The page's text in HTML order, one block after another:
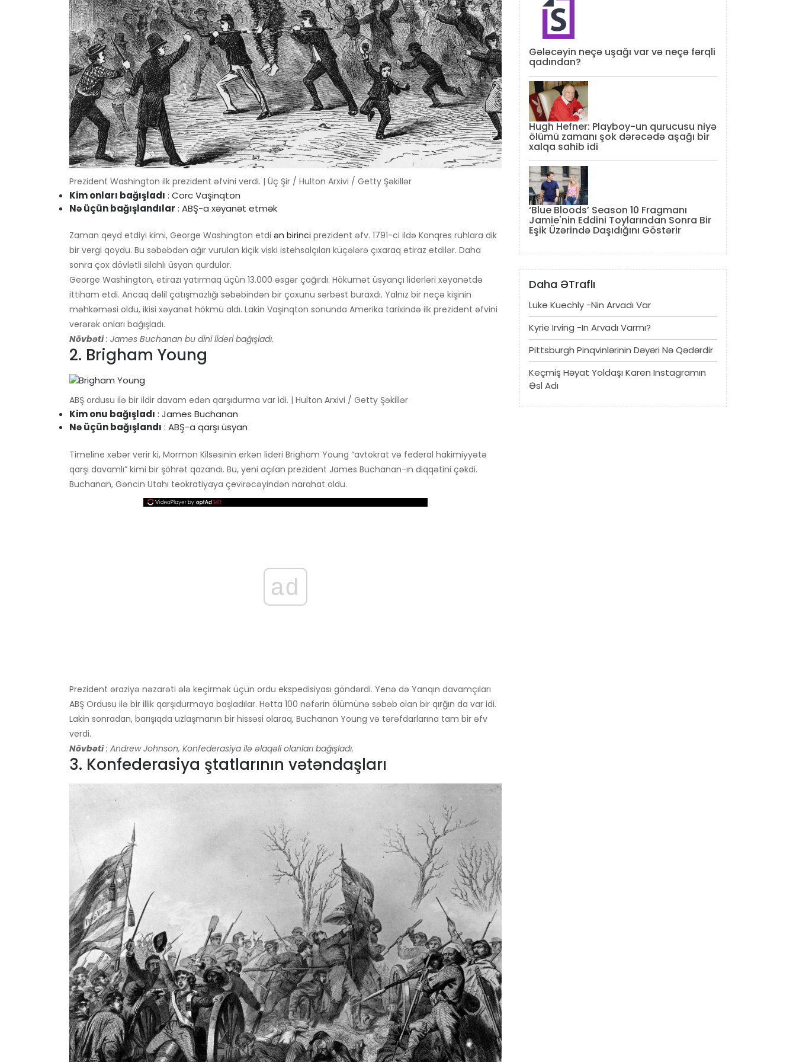
Prezident Washington ilk prezident əfvini verdi. | Üç Şir / Hulton Arxivi / Getty Şəkillər
Kim onları bağışladı : Corc Vaşinqton
Nə üçün bağışlandılar : ABŞ-a xəyanət etmək
Zaman qeyd etdiyi kimi, George Washington etdi ən birinci prezident əfv. 1791-ci ildə Konqres ruhlara dik
bir vergi qoydu. Bu səbəbdən ağır vurulan kiçik viski istehsalçıları küçələrə çıxaraq etiraz etdilər. Daha
sonra çox dövlətli silahlı üsyan qurdular.
George Washington, etirazı yatırmaq üçün 13.000 əsgər çağırdı. Hökumət üsyançı liderləri xəyanətdə
ittiham etdi. Ancaq dəlil çatışmazlığı səbəbindən bir çoxunu sərbəst buraxdı. Yalnız bir neçə kişinin
məhkəməsi oldu, ikisi xəyanət hökmü aldı. Lakin Vaşinqton sonunda Amerika tarixində ilk prezident əfvini
verərək onları bağışladı.
Növbəti : James Buchanan bu dini lideri bağışladı.
2. Brigham Young
ABŞ ordusu ilə bir ildir davam edən qarşıdurma var idi. | Hulton Arxivi / Getty Şəkillər
Kim onu ​​bağışladı : James Buchanan
Nə üçün bağışlandı : ABŞ-a qarşı üsyan
Timeline xəbər verir ki, Mormon Kilsəsinin erkən lideri Brigham Young “avtokrat və federal hakimiyyətə
qarşı davamlı” kimi bir şöhrət qazandı. Bu, yeni açılan prezident James Buchanan-ın diqqətini çəkdi.
Buchanan, Gəncin Utahı teokratiyaya çevirəcəyindən narahat oldu.
ad
Prezident əraziyə nəzarəti ələ keçirmək üçün ordu ekspedisiyası göndərdi. Yenə də Yanqın davamçıları
ABŞ Ordusu ilə bir illik qarşıdurmaya başladılar. Hətta 100 nəfərin ölümünə səbəb olan bir qırğın da var idi.
Lakin sonradan, barışıqda uzlaşmanın bir hissəsi olaraq, Buchanan Young və tərəfdarlarına tam bir əfv
verdi.
Növbəti : Andrew Johnson, Konfederasiya ilə əlaqəli olanları bağışladı.
3. Konfederasiya ştatlarının vətəndaşları
Gələcəyin neçə uşağı var və neçə fərqli
qadından?
Hugh Hefner: Playboy-un qurucusu niyə
ölümü zamanı şok dərəcədə aşağı bir
xalqa sahib idi
‘Blue Bloods’ Season 10 Fragmanı
Jamie'nin Eddini Toylarından Sonra Bir
Eşik Üzərində Daşıdığını Göstərir
Daha ƏTraflı
Luke Kuechly -nin Arvadı Var
Kyrie Irving -in Arvadı Varmı?
Pittsburgh Pinqvinlərinin Dəyəri Nə Qədərdir
Keçmiş Həyat Yoldaşı Karen Instagramın
Əsl Adı